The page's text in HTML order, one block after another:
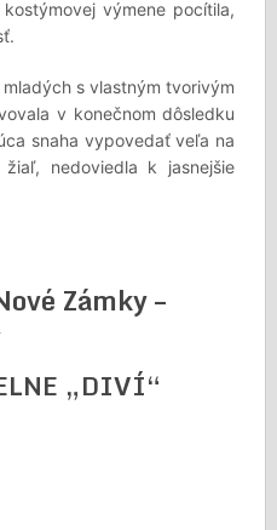
výmene pocítila,
s vlastným tvorivým
v konečnom dôsledku
snaha vypovedať veľa na
nedoviedla k jasnejšie
Zámky –
„DIVÍ“